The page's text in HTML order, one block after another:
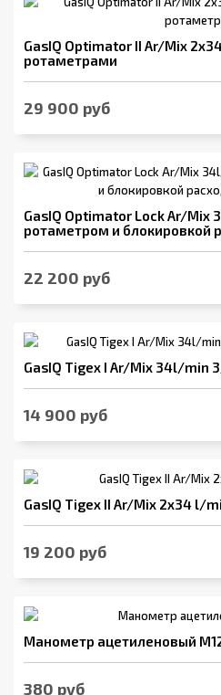
GasIQ Optimator II Ar/Mix
ротаметрами
29 900 руб
GasIQ Optimator Lock Ar/
ротаметром и блокировкой
22 200 руб
GasIQ Tigex I Ar/Mix 34l/min
14 900 руб
GasIQ Tigex II Ar/Mix 2x34 l/
19 200 руб
Манометр ацетиленовый
380 руб